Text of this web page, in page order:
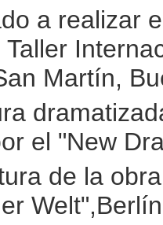
a realizar
Martín,
el "New
de la